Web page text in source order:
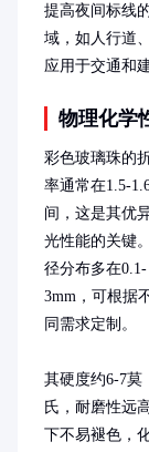
提高夜间标线
域，如人行道
应用于交通和
物理化学
彩色玻璃珠的
率通常在1.5-
间，这是其优
光性能的关键
径分布多在0.1-
3mm，可根据
同需求定制。
其硬度约6-7莫
氏，耐磨性远
下不易褪色，